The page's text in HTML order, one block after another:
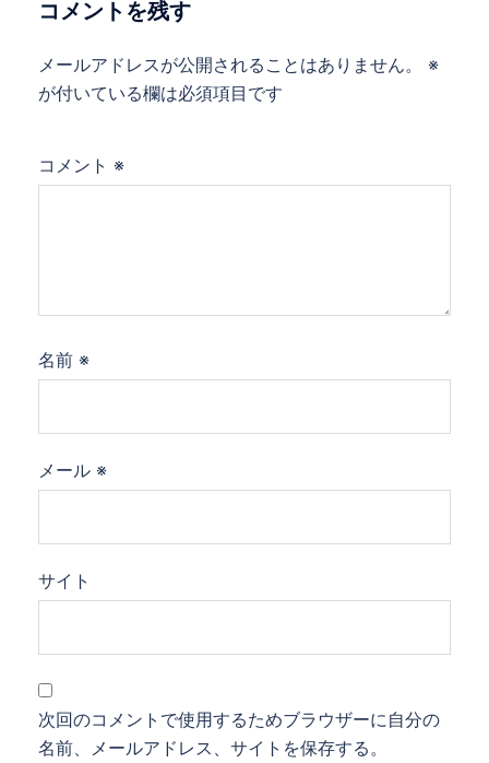
コメントを残す
メールアドレスが公開されることはありません。
※
が付いている欄は必須項目です
コメント ※
名前 ※
メール ※
サイト
次回のコメントで使用するためブラウザーに自分の
名前、メールアドレス、サイトを保存する。